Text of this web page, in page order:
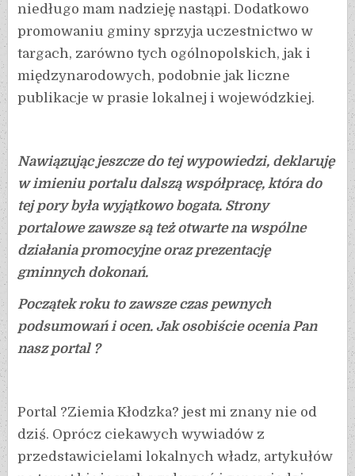
niedługo mam nadzieję nastąpi. Dodatkowo
promowaniu gminy sprzyja uczestnictwo w
targach, zarówno tych ogólnopolskich, jak i
międzynarodowych, podobnie jak liczne
publikacje w prasie lokalnej i wojewódzkiej.
Nawiązując jeszcze do tej wypowiedzi, deklaruję
w imieniu portalu dalszą współpracę, która do
tej pory była wyjątkowo bogata. Strony
portalowe zawsze są też otwarte na wspólne
działania promocyjne oraz prezentację
gminnych dokonań.
Początek roku to zawsze czas pewnych
podsumowań i ocen. Jak osobiście ocenia Pan
nasz portal ?
Portal ?Ziemia Kłodzka? jest mi znany nie od
dziś. Oprócz ciekawych wywiadów z
przedstawicielami lokalnych władz, artykułów